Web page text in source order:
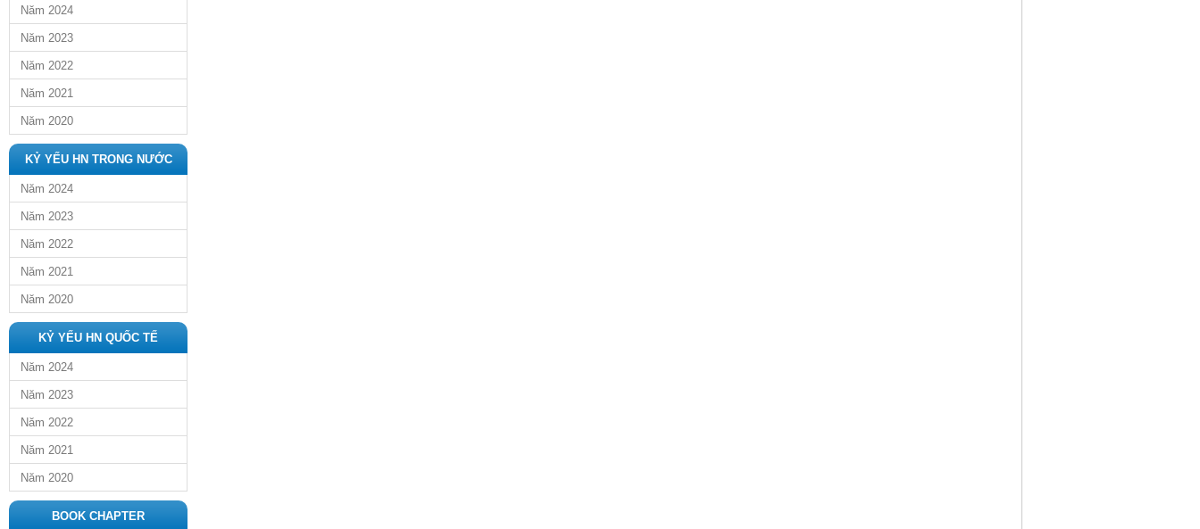
Năm 2024
Năm 2023
Năm 2022
Năm 2021
Năm 2020
KỶ YẾU HN TRONG NƯỚC
Năm 2024
Năm 2023
Năm 2022
Năm 2021
Năm 2020
KỶ YẾU HN QUỐC TẾ
Năm 2024
Năm 2023
Năm 2022
Năm 2021
Năm 2020
BOOK CHAPTER